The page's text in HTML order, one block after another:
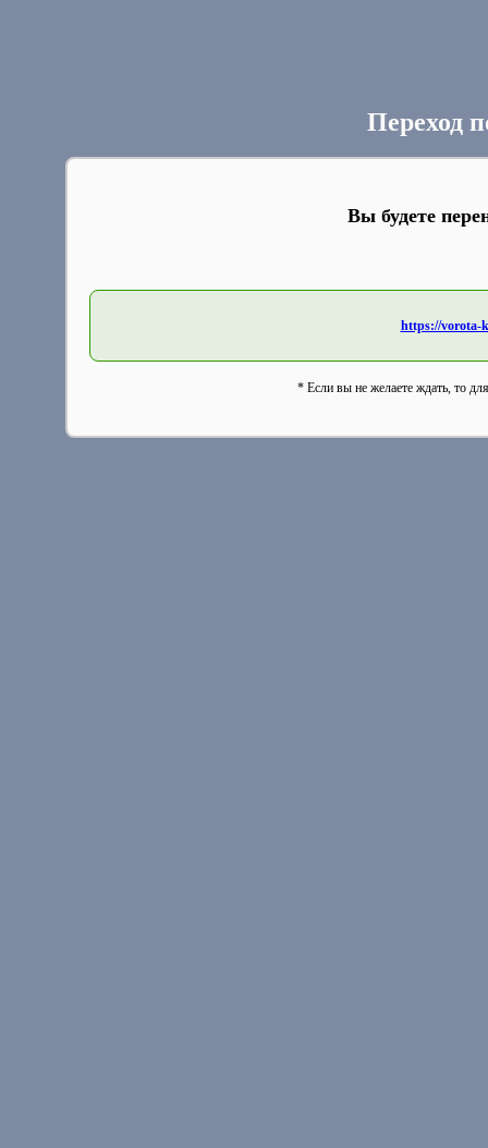
Переход
Вы будете
https://vorota-
* Если вы не желаете ждать, то